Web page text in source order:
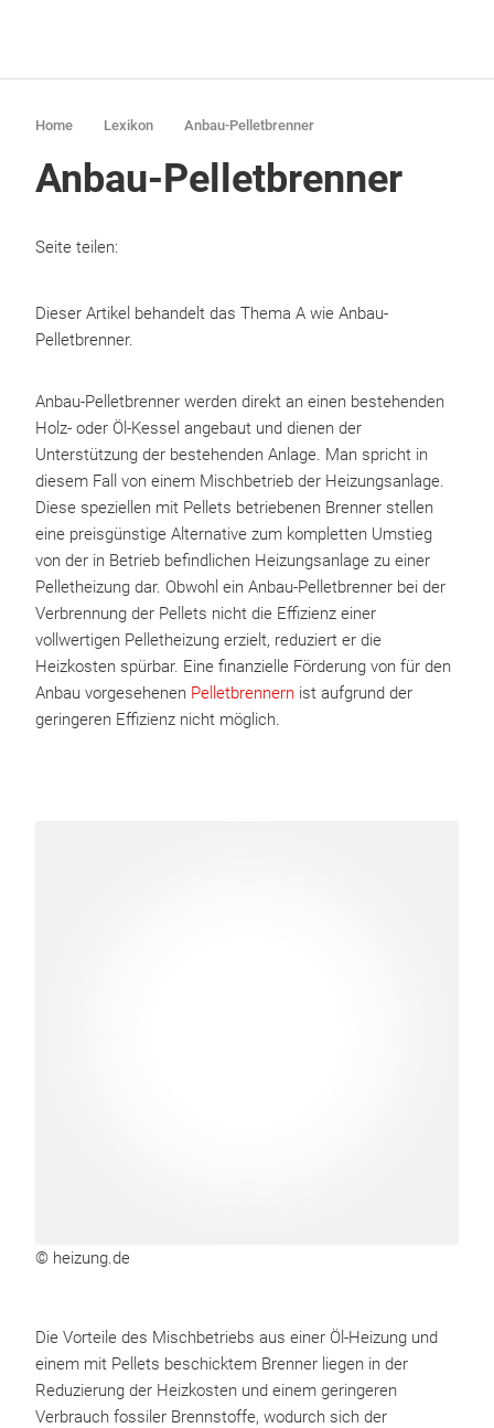
Home Lexikon Anbau-Pelletbrenner
Anbau-Pelletbrenner
Seite teilen:
Dieser Artikel behandelt das Thema A wie Anbau-
Pelletbrenner.
Anbau-Pelletbrenner werden direkt an einen bestehenden
Holz- oder Öl-Kessel angebaut und dienen der
Unterstützung der bestehenden Anlage. Man spricht in
diesem Fall von einem Mischbetrieb der Heizungsanlage.
Diese speziellen mit Pellets betriebenen Brenner stellen
eine preisgünstige Alternative zum kompletten Umstieg
von der in Betrieb befindlichen Heizungsanlage zu einer
Pelletheizung dar. Obwohl ein Anbau-Pelletbrenner bei der
Verbrennung der Pellets nicht die Effizienz einer
vollwertigen Pelletheizung erzielt, reduziert er die
Heizkosten spürbar. Eine finanzielle Förderung von für den
Anbau vorgesehenen Pelletbrennern ist aufgrund der
geringeren Effizienz nicht möglich.
© heizung.de
Die Vorteile des Mischbetriebs aus einer Öl-Heizung und
einem mit Pellets beschicktem Brenner liegen in der
Reduzierung der Heizkosten und einem geringeren
Verbrauch fossiler Brennstoffe, wodurch sich der